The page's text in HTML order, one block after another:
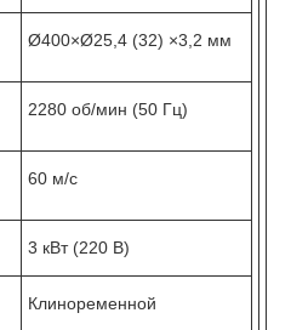
Ø400×Ø25,4 (32) ×3,2 мм
2280 об/мин (50 Гц)
60 м/с
3 кВт (220 В)
Клиноременной